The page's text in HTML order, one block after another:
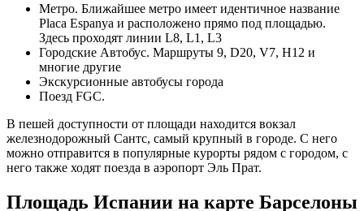
Метро. Ближайшее метро имеет идентичное название
Placa Espanya и расположено прямо под площадью.
Здесь проходят линии L8, L1, L3
Городские Автобус. Маршруты 9, D20, V7, H12 и
многие другие
Экскурсионные автобусы города
Поезд FGC.
В пешей доступности от площади находится вокзал
железнодорожный Сантс, самый крупный в городе. С него
можно отправится в популярные курорты рядом с городом, с
него также ходят поезда в аэропорт Эль Прат.
Площадь Испании на карте Барселоны